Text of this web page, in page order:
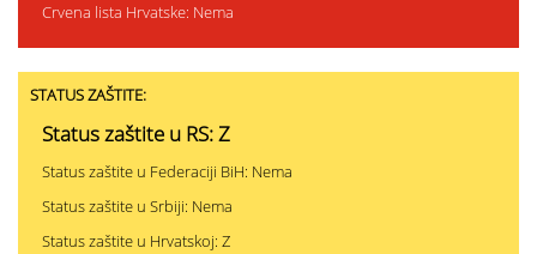
Crvena lista Hrvatske: Nema
STATUS ZAŠTITE:
Status zaštite u RS: Z
Status zaštite u Federaciji BiH: Nema
Status zaštite u Srbiji: Nema
Status zaštite u Hrvatskoj: Z